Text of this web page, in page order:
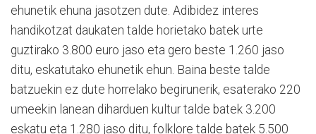
ehunetik ehuna jasotzen dute. Adibidez interes
handikotzat daukaten talde horietako batek urte
guztirako 3.800 euro jaso eta gero beste 1.260 jaso
ditu, eskatutako ehunetik ehun. Baina beste talde
batzuekin ez dute horrelako begirunerik, esaterako 220
umeekin lanean diharduen kultur talde batek 3.200
eskatu eta 1.280 jaso ditu, folklore talde batek 5.500